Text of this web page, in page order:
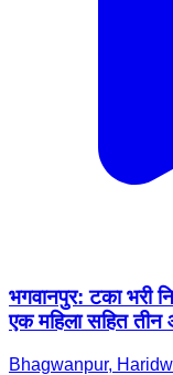
भगवानपुर: टका भरी
एक महिला सहित तीन
Bhagwanpur,